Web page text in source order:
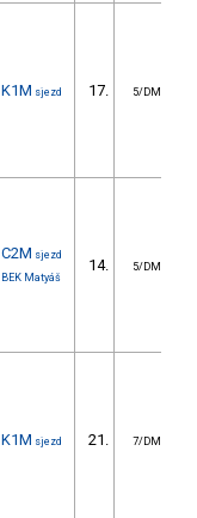
K1M sjezd 17. 5/DM
C2M sjezd
BEK Matyáš
14. 5/DM
K1M sjezd 21. 7/DM